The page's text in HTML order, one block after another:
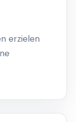
erzielen